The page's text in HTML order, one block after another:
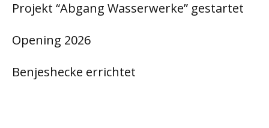
Projekt “Abgang Wasserwerke” gestartet
Opening 2026
Benjeshecke errichtet